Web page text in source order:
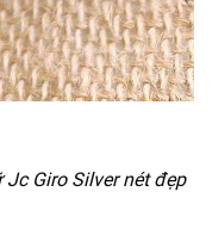
Giro Silver nét đẹp